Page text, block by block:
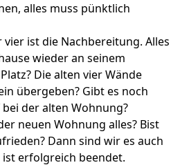
alles muss pünktlich
ist die Nachbereitung. Alles
wieder an seinem
Die alten vier Wände
übergeben? Gibt es noch
der alten Wohnung?
neuen Wohnung alles? Bist
Dann sind wir es auch
erfolgreich beendet.